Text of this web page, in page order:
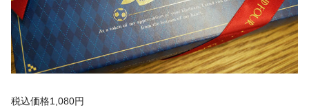
税込価格1,080円